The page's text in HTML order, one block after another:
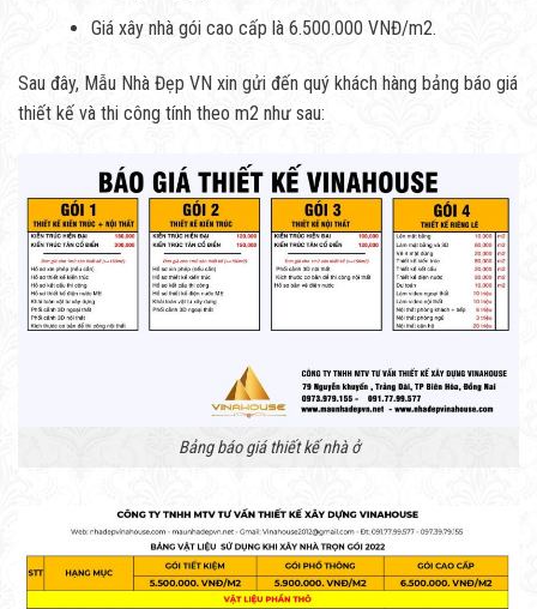
Giá xây nhà gói cao cấp là 6.500.000 VNĐ/m2.
Sau đây, Mẫu Nhà Đẹp VN xin gửi đến quý khách hàng bảng báo giá
thiết kế và thi công tính theo m2 như sau:
Bảng báo giá thiết kế nhà ở